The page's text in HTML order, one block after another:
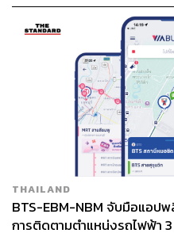
เฟส 2 มีเพียงพอ
THAILAND
BTS-EBM-NBM จับมือแอป
การติดตามตำแหน่งรถไฟฟ้า